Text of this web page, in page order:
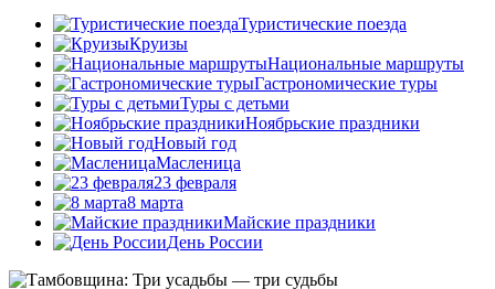
Туристические поезда
Круизы
Национальные маршруты
Гастрономические туры
Туры с детьми
Ноябрьские праздники
Новый год
Масленица
23 февраля
8 марта
Майские праздники
День России